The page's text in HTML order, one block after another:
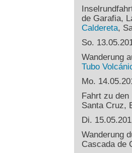
de Garafia,
Caldereta,
So.
Wanderung
Tubo
Mo.
Fahrt zu
Santa Cruz,
Di.
Wanderung
Cascada de